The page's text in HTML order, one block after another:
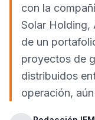
con la
Solar Holding,
de un
proyectos de
distribuidos
operación,